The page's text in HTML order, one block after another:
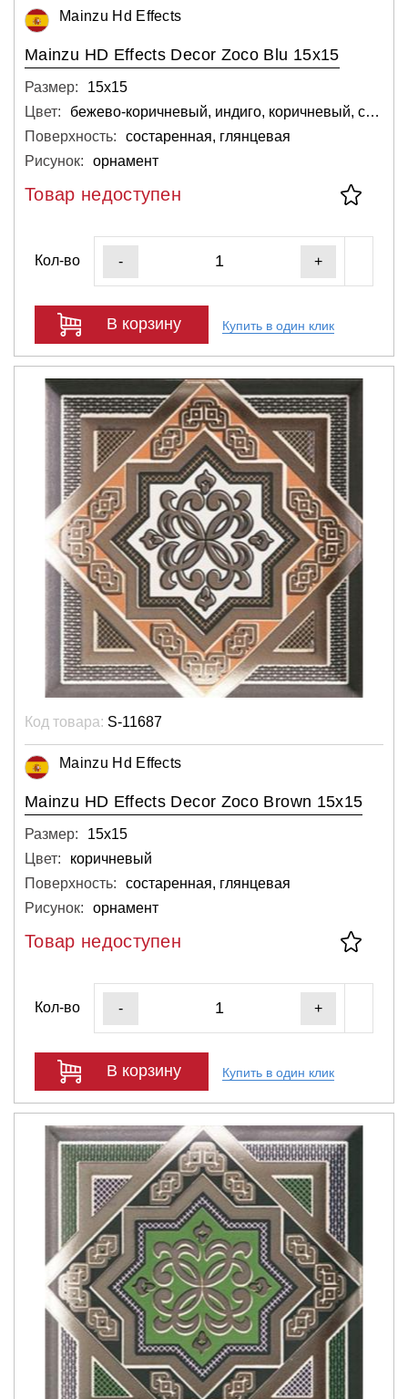
Mainzu Hd Effects
Mainzu HD Effects Decor Zoco Blu 15x15
Размер:
15х15
Цвет:
бежево-коричневый, индиго, коричневый, синий
Поверхность:
состаренная, глянцевая
Рисунок:
орнамент
Товар недоступен
Кол-во - +
В корзину Купить в один клик
Код товара: S-11687
Mainzu Hd Effects
Mainzu HD Effects Decor Zoco Brown 15x15
Размер:
15х15
Цвет:
коричневый
Поверхность:
состаренная, глянцевая
Рисунок:
орнамент
Товар недоступен
Кол-во - +
В корзину Купить в один клик